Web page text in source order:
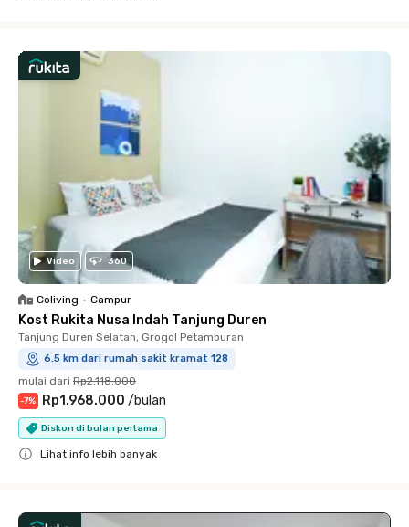
Video 360
Coliving • Campur
Kost Rukita Nusa Indah Tanjung Duren
Tanjung Duren Selatan, Grogol Petamburan
6.5 km dari rumah sakit kramat 128
mulai dari Rp2.118.000
-7% Rp1.968.000 /bulan
Diskon di bulan pertama
Lihat info lebih banyak